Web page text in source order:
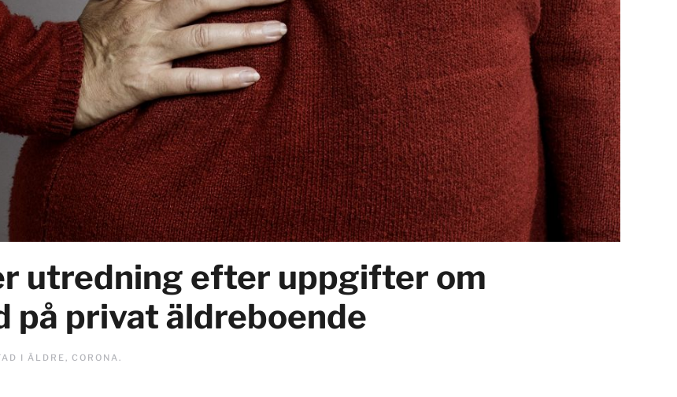
utredning efter uppgifter om
på privat äldreboende
I ÄLDRE, CORONA.